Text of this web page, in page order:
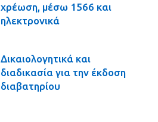
χρέωση, μέσω 1566 και
ηλεκτρονικά
Δικαιολογητικά και
διαδικασία για την έκδοση
διαβατηρίου